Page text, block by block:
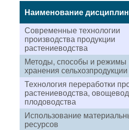
Наименование
Современные технологии
производства продукции
растениеводства
Методы, способы и режимы
хранения сельхозпродукции
Технология переработки
растениеводства,
плодоводства
Использование
ресурсов